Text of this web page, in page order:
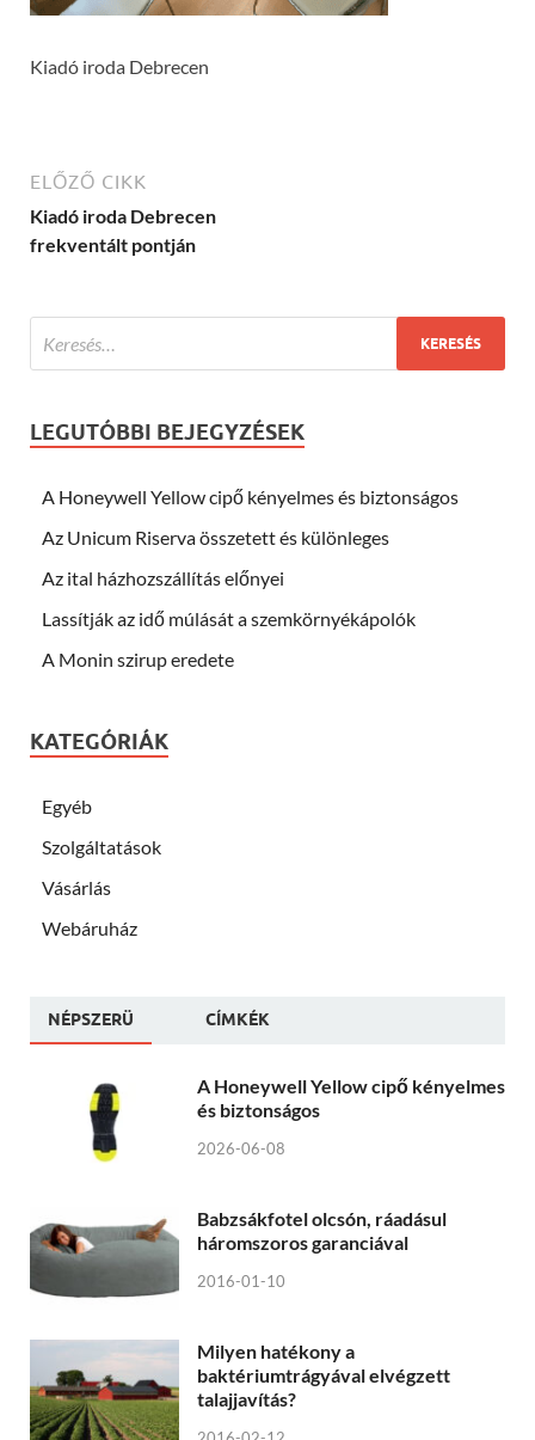
Kiadó iroda Debrecen
ELŐZŐ CIKK
Kiadó iroda Debrecen
frekventált pontján
LEGUTÓBBI BEJEGYZÉSEK
A Honeywell Yellow cipő kényelmes és biztonságos
Az Unicum Riserva összetett és különleges
Az ital házhozszállítás előnyei
Lassítják az idő múlását a szemkörnyékápolók
A Monin szirup eredete
KATEGÓRIÁK
Egyéb
Szolgáltatások
Vásárlás
Webáruház
NÉPSZERÜ CÍMKÉK
A Honeywell Yellow cipő kényelmes
és biztonságos
2026-06-08
Babzsákfotel olcsón, ráadásul
háromszoros garanciával
2016-01-10
Milyen hatékony a
baktériumtrágyával elvégzett
talajjavítás?